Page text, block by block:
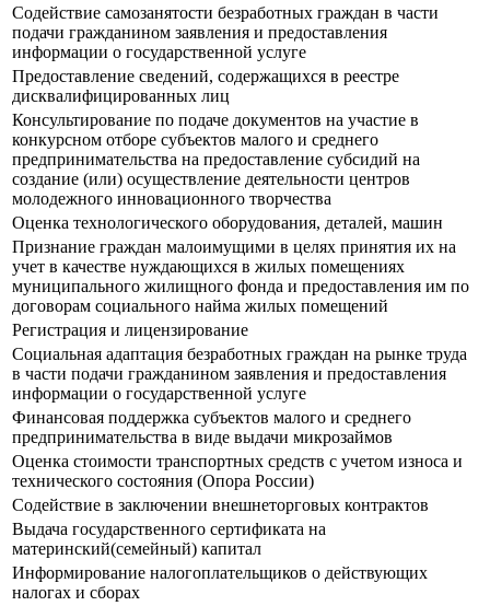
Содействие самозанятости безработных граждан в части
подачи гражданином заявления и предоставления
информации о государственной услуге
Предоставление сведений, содержащихся в реестре
дисквалифицированных лиц
Консультирование по подаче документов на участие в
конкурсном отборе субъектов малого и среднего
предпринимательства на предоставление субсидий на
создание (или) осуществление деятельности центров
молодежного инновационного творчества
Оценка технологического оборудования, деталей, машин
Признание граждан малоимущими в целях принятия их на
учет в качестве нуждающихся в жилых помещениях
муниципального жилищного фонда и предоставления им по
договорам социального найма жилых помещений
Регистрация и лицензирование
Социальная адаптация безработных граждан на рынке труда
в части подачи гражданином заявления и предоставления
информации о государственной услуге
Финансовая поддержка субъектов малого и среднего
предпринимательства в виде выдачи микрозаймов
Оценка стоимости транспортных средств с учетом износа и
технического состояния (Опора России)
Содействие в заключении внешнеторговых контрактов
Выдача государственного сертификата на
материнский(семейный) капитал
Информирование налогоплательщиков о действующих
налогах и сборах